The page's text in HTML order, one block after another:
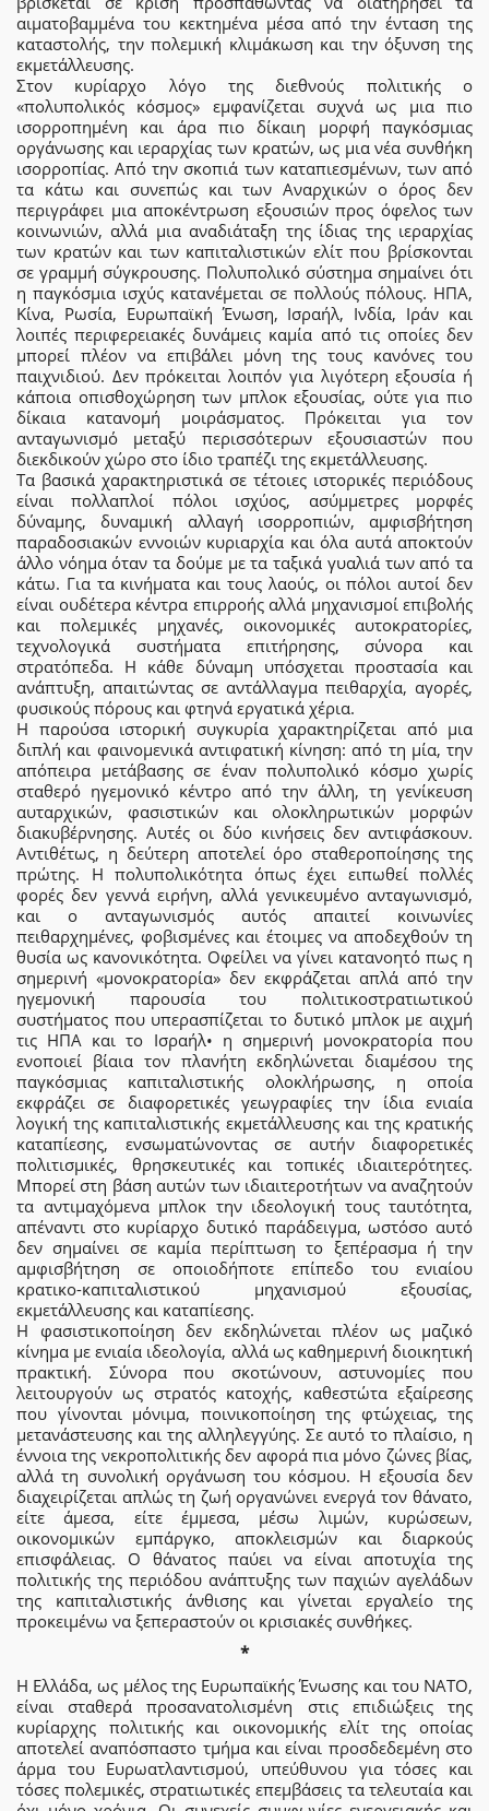
αιματοβαμμένα του κεκτημένα μέσα από την ένταση της
καταστολής, την πολεμική κλιμάκωση και την όξυνση της
εκμετάλλευσης.
Στον κυρίαρχο λόγο της διεθνούς πολιτικής ο
«πολυπολικός κόσμος» εμφανίζεται συχνά ως μια πιο
ισορροπημένη και άρα πιο δίκαιη μορφή παγκόσμιας
οργάνωσης και ιεραρχίας των κρατών, ως μια νέα συνθήκη
ισορροπίας. Από την σκοπιά των καταπιεσμένων, των από
τα κάτω και συνεπώς και των Αναρχικών ο όρος δεν
περιγράφει μια αποκέντρωση εξουσιών προς όφελος των
κοινωνιών, αλλά μια αναδιάταξη της ίδιας της ιεραρχίας
των κρατών και των καπιταλιστικών ελίτ που βρίσκονται
σε γραμμή σύγκρουσης. Πολυπολικό σύστημα σημαίνει ότι
η παγκόσμια ισχύς κατανέμεται σε πολλούς πόλους. ΗΠΑ,
Κίνα, Ρωσία, Ευρωπαϊκή Ένωση, Ισραήλ, Ινδία, Ιράν και
λοιπές περιφερειακές δυνάμεις καμία από τις οποίες δεν
μπορεί πλέον να επιβάλει μόνη της τους κανόνες του
παιχνιδιού. Δεν πρόκειται λοιπόν για λιγότερη εξουσία ή
κάποια οπισθοχώρηση των μπλοκ εξουσίας, ούτε για πιο
δίκαια κατανομή μοιράσματος. Πρόκειται για τον
ανταγωνισμό μεταξύ περισσότερων εξουσιαστών που
διεκδικούν χώρο στο ίδιο τραπέζι της εκμετάλλευσης.
Τα βασικά χαρακτηριστικά σε τέτοιες ιστορικές περιόδους
είναι πολλαπλοί πόλοι ισχύος, ασύμμετρες μορφές
δύναμης, δυναμική αλλαγή ισορροπιών, αμφισβήτηση
παραδοσιακών εννοιών κυριαρχία και όλα αυτά αποκτούν
άλλο νόημα όταν τα δούμε με τα ταξικά γυαλιά των από τα
κάτω. Για τα κινήματα και τους λαούς, οι πόλοι αυτοί δεν
είναι ουδέτερα κέντρα επιρροής αλλά μηχανισμοί επιβολής
και πολεμικές μηχανές, οικονομικές αυτοκρατορίες,
τεχνολογικά συστήματα επιτήρησης, σύνορα και
στρατόπεδα. Η κάθε δύναμη υπόσχεται προστασία και
ανάπτυξη, απαιτώντας σε αντάλλαγμα πειθαρχία, αγορές,
φυσικούς πόρους και φτηνά εργατικά χέρια.
Η παρούσα ιστορική συγκυρία χαρακτηρίζεται από μια
διπλή και φαινομενικά αντιφατική κίνηση: από τη μία, την
απόπειρα μετάβασης σε έναν πολυπολικό κόσμο χωρίς
σταθερό ηγεμονικό κέντρο από την άλλη, τη γενίκευση
αυταρχικών, φασιστικών και ολοκληρωτικών μορφών
διακυβέρνησης. Αυτές οι δύο κινήσεις δεν αντιφάσκουν.
Αντιθέτως, η δεύτερη αποτελεί όρο σταθεροποίησης της
πρώτης. Η πολυπολικότητα όπως έχει ειπωθεί πολλές
φορές δεν γεννά ειρήνη, αλλά γενικευμένο ανταγωνισμό,
και ο ανταγωνισμός αυτός απαιτεί κοινωνίες
πειθαρχημένες, φοβισμένες και έτοιμες να αποδεχθούν τη
θυσία ως κανονικότητα. Οφείλει να γίνει κατανοητό πως η
σημερινή «μονοκρατορία» δεν εκφράζεται απλά από την
ηγεμονική παρουσία του πολιτικοστρατιωτικού
συστήματος που υπερασπίζεται το δυτικό μπλοκ με αιχμή
τις ΗΠΑ και το Ισραήλ• η σημερινή μονοκρατορία που
ενοποιεί βίαια τον πλανήτη εκδηλώνεται διαμέσου της
παγκόσμιας καπιταλιστικής ολοκλήρωσης, η οποία
εκφράζει σε διαφορετικές γεωγραφίες την ίδια ενιαία
λογική της καπιταλιστικής εκμετάλλευσης και της κρατικής
καταπίεσης, ενσωματώνοντας σε αυτήν διαφορετικές
πολιτισμικές, θρησκευτικές και τοπικές ιδιαιτερότητες.
Μπορεί στη βάση αυτών των ιδιαιτεροτήτων να αναζητούν
τα αντιμαχόμενα μπλοκ την ιδεολογική τους ταυτότητα,
απέναντι στο κυρίαρχο δυτικό παράδειγμα, ωστόσο αυτό
δεν σημαίνει σε καμία περίπτωση το ξεπέρασμα ή την
αμφισβήτηση σε οποιοδήποτε επίπεδο του ενιαίου
κρατικο-καπιταλιστικού μηχανισμού εξουσίας,
εκμετάλλευσης και καταπίεσης.
Η φασιστικοποίηση δεν εκδηλώνεται πλέον ως μαζικό
κίνημα με ενιαία ιδεολογία, αλλά ως καθημερινή διοικητική
πρακτική. Σύνορα που σκοτώνουν, αστυνομίες που
λειτουργούν ως στρατός κατοχής, καθεστώτα εξαίρεσης
που γίνονται μόνιμα, ποινικοποίηση της φτώχειας, της
μετανάστευσης και της αλληλεγγύης. Σε αυτό το πλαίσιο, η
έννοια της νεκροπολιτικής δεν αφορά πια μόνο ζώνες βίας,
αλλά τη συνολική οργάνωση του κόσμου. Η εξουσία δεν
διαχειρίζεται απλώς τη ζωή οργανώνει ενεργά τον θάνατο,
είτε άμεσα, είτε έμμεσα, μέσω λιμών, κυρώσεων,
οικονομικών εμπάργκο, αποκλεισμών και διαρκούς
επισφάλειας. Ο θάνατος παύει να είναι αποτυχία της
πολιτικής της περιόδου ανάπτυξης των παχιών αγελάδων
της καπιταλιστικής άνθισης και γίνεται εργαλείο της
προκειμένω να ξεπεραστούν οι κρισιακές συνθήκες.
*
Η Ελλάδα, ως μέλος της Ευρωπαϊκής Ένωσης και του ΝΑΤΟ,
είναι σταθερά προσανατολισμένη στις επιδιώξεις της
κυρίαρχης πολιτικής και οικονομικής ελίτ της οποίας
αποτελεί αναπόσπαστο τμήμα και είναι προσδεδεμένη στο
άρμα του Ευρωατλαντισμού, υπεύθυνου για τόσες και
τόσες πολεμικές, στρατιωτικές επεμβάσεις τα τελευταία και